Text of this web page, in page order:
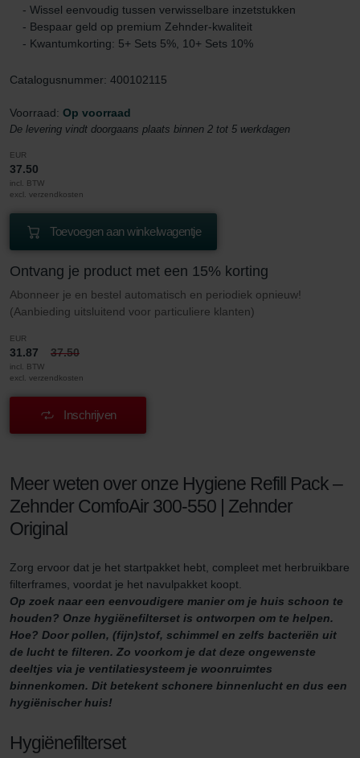
- Wissel eenvoudig tussen verwisselbare inzetstukken
- Bespaar geld op premium Zehnder-kwaliteit
- Kwantumkorting: 5+ Sets 5%, 10+ Sets 10%
Catalogusnummer: 400102115
Voorraad: Op voorraad
De levering vindt doorgaans plaats binnen 2 tot 5 werkdagen
EUR
37.50
incl. BTW
excl. verzendkosten
Toevoegen aan winkelwagentje
Ontvang je product met een 15% korting
Abonneer je en bestel automatisch en periodiek opnieuw!
(Aanbieding uitsluitend voor particuliere klanten)
EUR
31.87 37.50
incl. BTW
excl. verzendkosten
Inschrijven
Meer weten over onze Hygiene Refill Pack –
Zehnder ComfoAir 300-550 | Zehnder
Original
Zorg ervoor dat je het startpakket hebt, compleet met herbruikbare
filterframes, voordat je het navulpakket koopt.
Op zoek naar een eenvoudigere manier om je huis schoon te
houden? Onze hygiënefilterset is ontworpen om te helpen.
Hoe? Door pollen, (fijn)stof, schimmel en zelfs bacteriën uit
de lucht te filteren. Zo voorkom je dat deze ongewenste
deeltjes via je ventilatiesysteem je woonruimtes
binnenkomen. Dit betekent schonere binnenlucht en dus een
hygiënischer huis!
Hygiënefilterset